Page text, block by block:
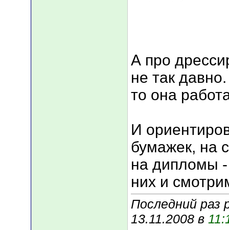
А про
не так
то она
И
бумажек, на
на дипломы -
них и
Последний раз
13.11.2008 в